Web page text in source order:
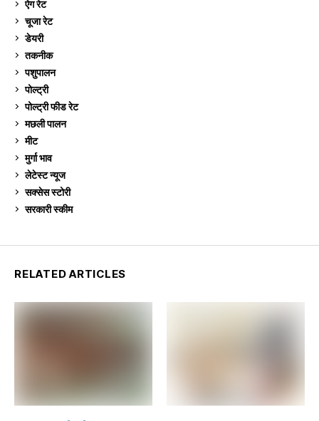
ऐग रेट
चूजा रेट
डेयरी
तकनीक
पशुपालन
पोल्ट्री
पोल्ट्री फीड रेट
मछली पालन
मीट
मुर्गा भाव
लेटेस्ट न्यूज
सक्सेस स्टो‍री
सरकारी स्की‍म
RELATED ARTICLES